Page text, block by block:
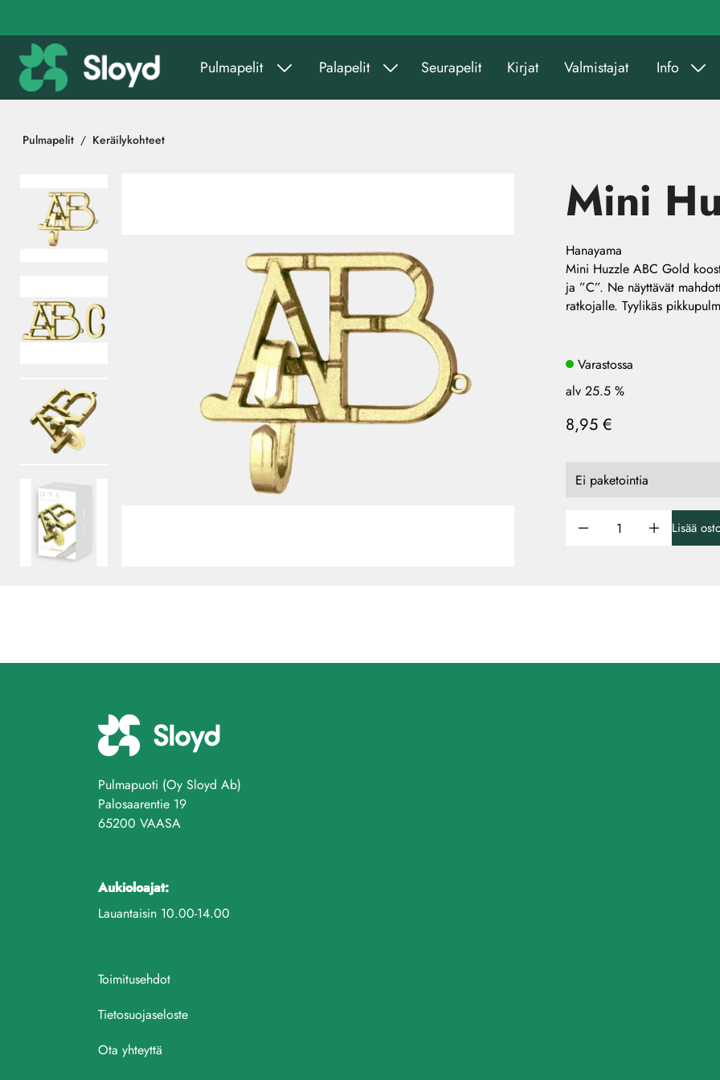
Pulmapelit Palapelit Seurapelit Kirjat Valmistajat Info
Pulmapelit Keräilykohteet
Mini
Hanayama
Mini Huzzle ABC Gold
ja ”C”. Ne näyttävät
ratkojalle. Tyylikäs
Varastossa
alv 25.5 %
8,95 €
Lisää
Pulmapuoti (Oy Sloyd Ab)
Palosaarentie 19
65200 VAASA
Aukioloajat:
Lauantaisin 10.00-14.00
Toimitusehdot
Tietosuojaseloste
Ota yhteyttä